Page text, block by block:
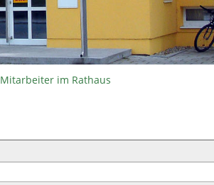
Mitarbeiter im Rathaus